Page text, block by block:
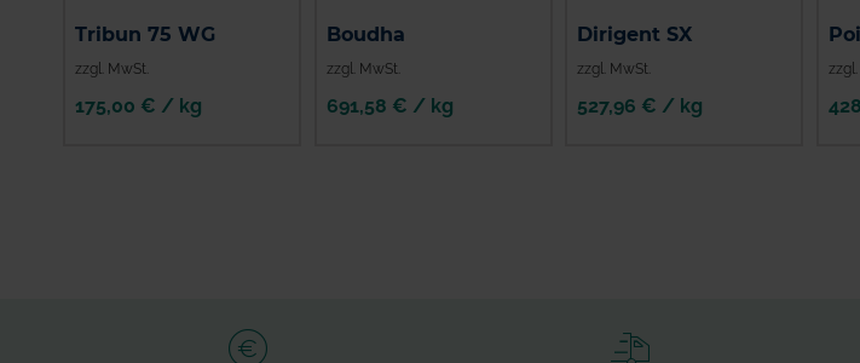
Tribun 75 WG
zzgl. MwSt.
175,00 € / kg
Boudha
zzgl. MwSt.
691,58 € / kg
Dirigent SX
zzgl. MwSt.
527,96 € / kg